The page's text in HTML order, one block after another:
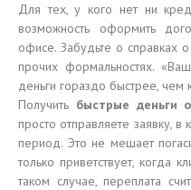
Для тех, у кого нет ни
возможность оформить
офисе. Забудьте о справках
прочих формальностях.
деньги гораздо быстрее, чем
Получить быстрые деньги
просто отправляете заявку,
период. Это не мешает
только приветствует, когда
таком случае, переплата